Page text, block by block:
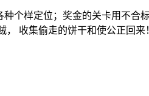
个样定位；奖金的关卡用不合
收集偷走的饼干和使公正回